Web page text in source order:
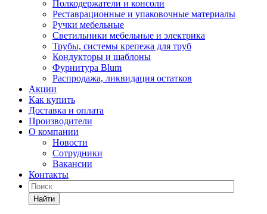
Полкодержатели и консоли
Реставрационные и упаковочные материалы
Ручки мебельные
Светильники мебельные и электрика
Трубы, системы крепежа для труб
Кондукторы и шаблоны
Фурнитура Blum
Распродажа, ликвидация остатков
Акции
Как купить
Доставка и оплата
Производители
О компании
Новости
Сотрудники
Вакансии
Контакты
Найти